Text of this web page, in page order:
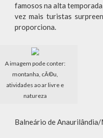
famosos na alta
vez mais turistas
proporciona.
A imagem pode conter:
montanha, cÃ©u,
atividades ao ar livre e
natureza
Balneário de Anaurilândia/